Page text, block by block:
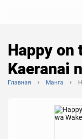
Happy on
Kaeranai
Главная Манга